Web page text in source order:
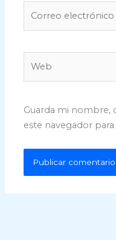
Guarda mi nombre,
este navegador